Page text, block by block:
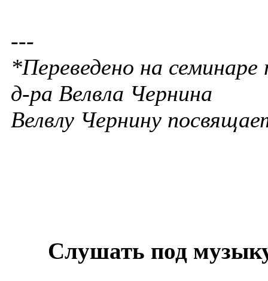
---
*Переведено на семинаре
д-ра Велвла Чернина
Велвлу Чернину
Слушать под